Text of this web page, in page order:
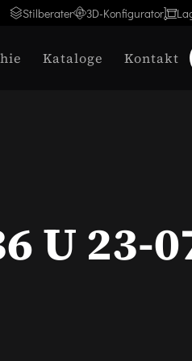
Stilberater 3D-Konfigurator
Kataloge Kontakt
U 23-